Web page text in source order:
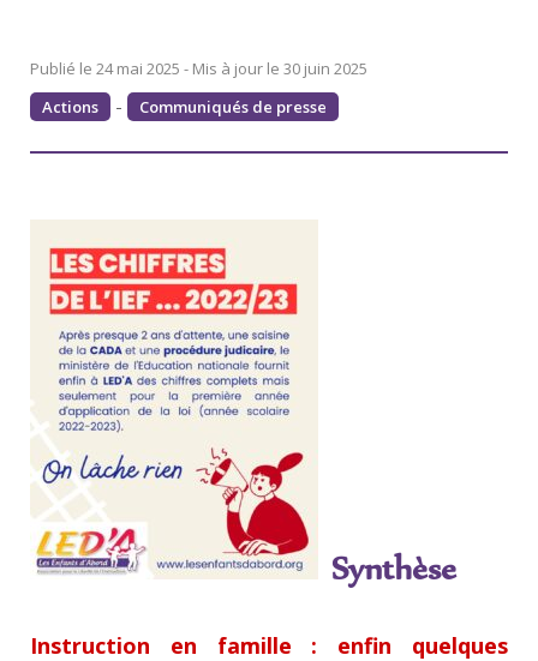
24 mai 2025
30 juin 2025
Actions
- Communiqués de presse
Synthèse
Instruction en famille : enfin quelques